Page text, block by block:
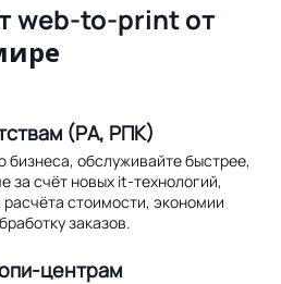
web-to-print от
(РА, РПК)
обслуживайте быстрее,
за счёт новых it-технологий,
стоимости, экономии
заказов.
центрам